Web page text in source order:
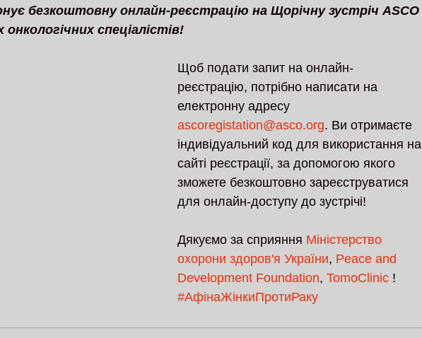
безкоштовну онлайн-реєстрацію на Щорічну зустріч ASCO
онкологічних спеціалістів!
Щоб подати запит на онлайн-
реєстрацію, потрібно написати на
електронну адресу
ascoregistation@asco.org. Ви отримаєте
індивідуальний код для використання на
сайті реєстрації, за допомогою якого
зможете безкоштовно зареєструватися
для онлайн-доступу до зустрічі!
Дякуємо за сприяння Міністерство
охорони здоров'я України, Peace and
Development Foundation, TomoClinic !
#АфінаЖінкиПротиРаку